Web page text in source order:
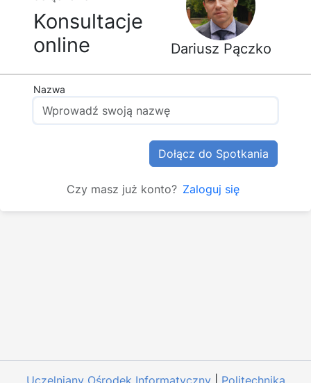
Konsultacje
online
Dariusz Pączko
Nazwa
Dołącz do Spotkania
Czy masz już konto? Zaloguj się
Uczelniany Ośrodek Informatyczny| Politechnika